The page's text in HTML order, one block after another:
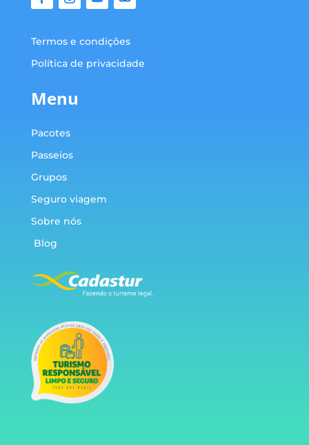
Termos e condições
Política de privacidade
Menu
Pacotes
Passeios
Grupos
Seguro viagem
Sobre nós
Blog